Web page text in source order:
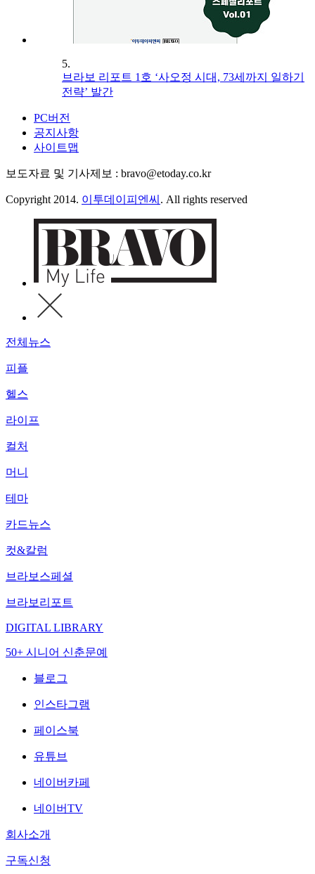
5.
브라보 리포트 1호 ‘사오정 시대, 73세까지 일하기
전략’ 발간
PC버전
공지사항
사이트맵
보도자료 및 기사제보 : bravo@etoday.co.kr
Copyright 2014. 이투데이피엔씨 . All rights reserved
전체뉴스
피플
헬스
라이프
컬처
머니
테마
카드뉴스
컷&칼럼
브라보스페셜
브라보리포트
DIGITAL LIBRARY
50+ 시니어 신춘문예
블로그
인스타그램
페이스북
유튜브
네이버카페
네이버TV
회사소개
구독신청